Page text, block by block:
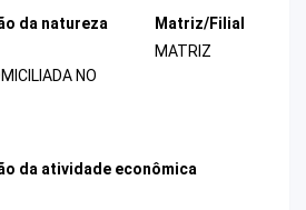
da natureza
NO
Matriz/Filial
MATRIZ
da atividade econômica